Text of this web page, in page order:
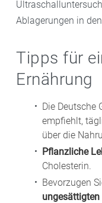
Ablagerungen in
Tipps für
Ernährung
Die Deutsche
empfiehlt,
über die
Pflanzliche
Cholesterin.
Bevorzugen
ungesättigten